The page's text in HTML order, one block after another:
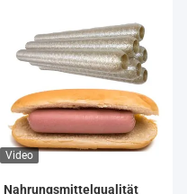
Video
Nahrungsmittelqualität